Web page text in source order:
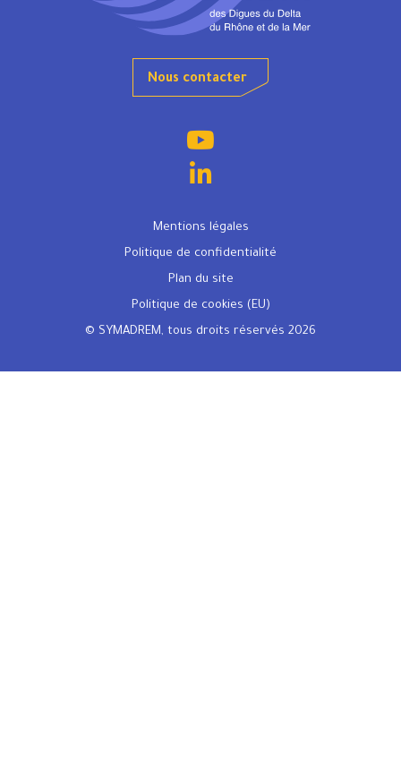
Nous contacter
Mentions légales
Politique de confidentialité
Plan du site
Politique de cookies (EU)
© SYMADREM, tous droits réservés 2026